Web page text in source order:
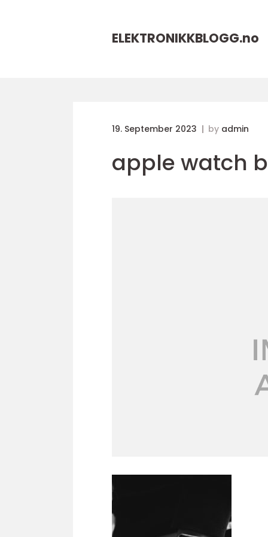
ELEKTRONIKKBLOGG.no
19. September 2023 by admin
apple watch